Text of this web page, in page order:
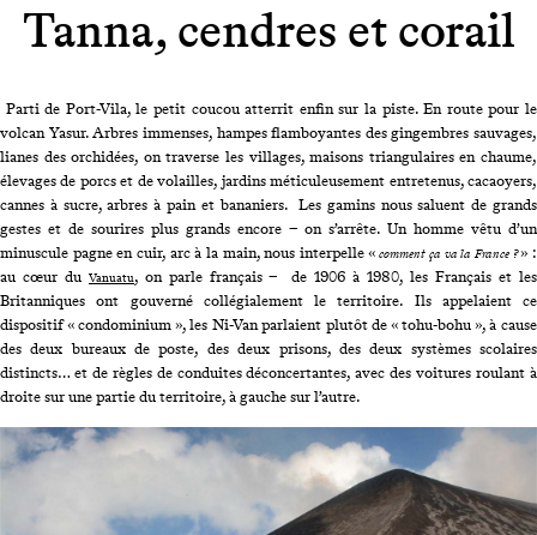
Tanna, cendres et corail
Parti de Port-Vila, le petit coucou atterrit enfin sur la piste. En route pour le
volcan Yasur. Arbres immenses, hampes flamboyantes des gingembres sauvages,
lianes des orchidées, on traverse les villages, maisons triangulaires en chaume,
élevages de porcs et de volailles, jardins méticuleusement entretenus, cacaoyers,
cannes à sucre, arbres à pain et bananiers. Les gamins nous saluent de grands
gestes et de sourires plus grands encore – on s’arrête. Un homme vêtu d’un
minuscule pagne en cuir, arc à la main, nous interpelle «comment ça va la France ?» :
au cœur du Vanuatu, on parle français – de 1906 à 1980, les Français et les
Britanniques ont gouverné collégialement le territoire. Ils appelaient ce
dispositif « condominium », les Ni-Van parlaient plutôt de « tohu-bohu », à cause
des deux bureaux de poste, des deux prisons, des deux systèmes scolaires
distincts… et de règles de conduites déconcertantes, avec des voitures roulant à
droite sur une partie du territoire, à gauche sur l’autre.